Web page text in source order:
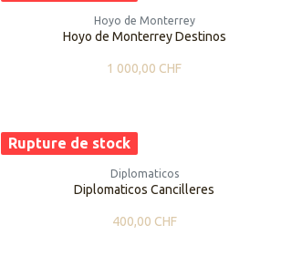
Hoyo de Monterrey
Hoyo de Monterrey Destinos
1 000,00 CHF
Rupture de stock
Diplomaticos
Diplomaticos Cancilleres
400,00 CHF